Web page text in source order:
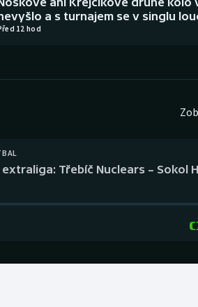
a s turnajem se v singlu
12 hod
Třebíč Nuclears – Sokol